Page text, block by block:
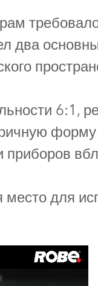
вакансии
юридическая
два
6:1,
для